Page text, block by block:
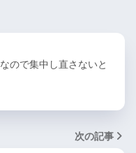
ので集中し直さないと
次の記事